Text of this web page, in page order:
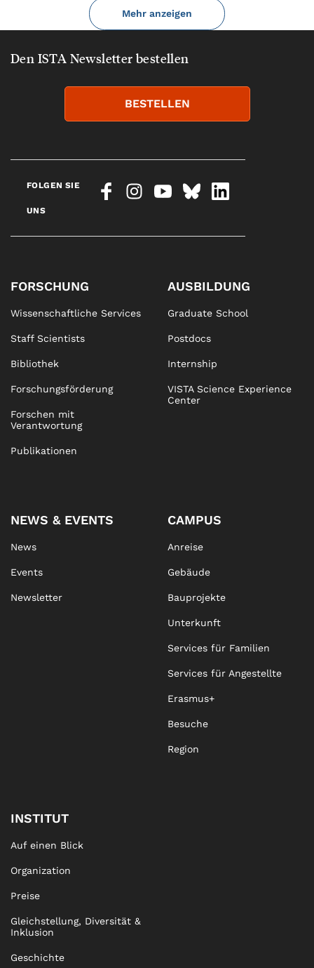
Mehr anzeigen
Den ISTA Newsletter bestellen
BESTELLEN
FOLGEN SIE
UNS
FORSCHUNG
Wissenschaftliche Services
Staff Scientists
Bibliothek
Forschungsförderung
Forschen mit
Verantwortung
Publikationen
AUSBILDUNG
Graduate School
Postdocs
Internship
VISTA Science Experience
Center
NEWS & EVENTS
News
Events
Newsletter
CAMPUS
Anreise
Gebäude
Bauprojekte
Unterkunft
Services für Familien
Services für Angestellte
Erasmus+
Besuche
Region
INSTITUT
Auf einen Blick
Organization
Preise
Gleichstellung, Diversität &
Inklusion
Geschichte